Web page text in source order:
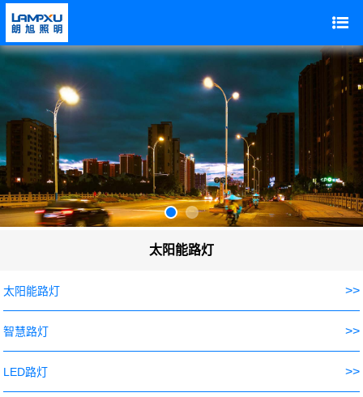
太阳能路灯
太阳能路灯 >>
智慧路灯 >>
LED路灯 >>